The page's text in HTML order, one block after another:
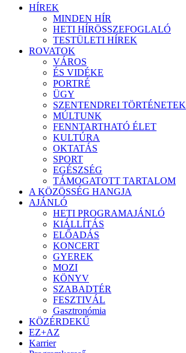
HÍREK
MINDEN HÍR
HETI HÍRÖSSZEFOGLALÓ
TESTÜLETI HÍREK
ROVATOK
VÁROS
ÉS VIDÉKE
PORTRÉ
ÜGY
SZENTENDREI TÖRTÉNETEK
MÚLTUNK
FENNTARTHATÓ ÉLET
KULTÚRA
OKTATÁS
SPORT
EGÉSZSÉG
TÁMOGATOTT TARTALOM
A KÖZÖSSÉG HANGJA
AJÁNLÓ
HETI PROGRAMAJÁNLÓ
KIÁLLÍTÁS
ELŐADÁS
KONCERT
GYEREK
MOZI
KÖNYV
SZABADTÉR
FESZTIVÁL
Gasztronómia
KÖZÉRDEKŰ
EZ+AZ
Karrier